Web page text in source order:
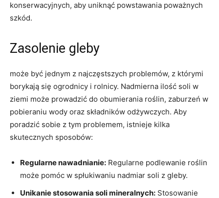
‍konserwacyjnych, aby uniknąć⁢ powstawania⁣ poważnych
⁢szkód.
Zasolenie‍ gleby
może być jednym​ z najczęstszych ⁢problemów, z którymi
borykają⁣ się ogrodnicy i rolnicy. Nadmierna ilość soli w
ziemi może⁤ prowadzić do obumierania roślin, zaburzeń‌ w
pobieraniu wody oraz składników odżywczych. Aby
poradzić sobie z tym problemem, istnieje kilka
skutecznych sposobów:
Regularne ‌nawadnianie: Regularne podlewanie roślin
może pomóc w spłukiwaniu nadmiar soli z ⁤gleby.
Unikanie stosowania soli mineralnych: Stosowanie‌